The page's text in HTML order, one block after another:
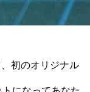
初のオリジナル